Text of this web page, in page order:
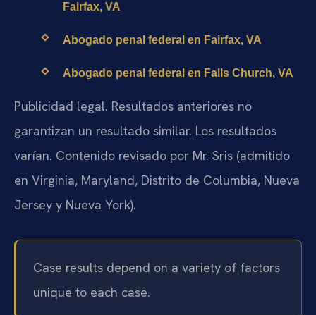
Fairfax, VA
Abogado penal federal en Fairfax, VA
Abogado penal federal en Falls Church, VA
Publicidad legal. Resultados anteriores no
garantizan un resultado similar. Los resultados
varían. Contenido revisado por Mr. Sris (admitido
en Virginia, Maryland, Distrito de Columbia, Nueva
Jersey y Nueva York).
Case results depend on a variety of factors
unique to each case.